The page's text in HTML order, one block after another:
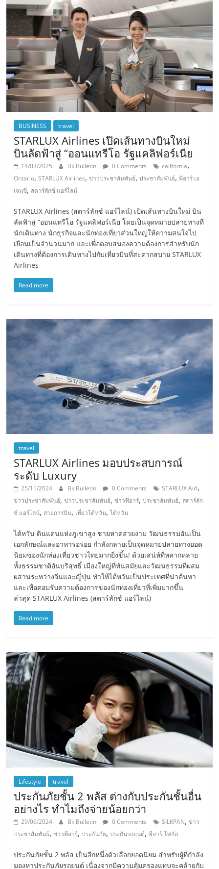
BUSINESS travel
STARLUX Airlines เปิดเส้นทางบินใหม่
บินลัดฟ้าสู่ “ออนแทรีโอ รัฐแคลิฟอร์เนีย
14/03/2025 Bk Bulletin 0 Comments california,
Ontario,STARLUX Airlines,ข่าวประชาสัมพันธ์,ประชาสัมพันธ์,พีอาร์ เอ
เจนซี่, สตาร์ลักซ์ แอร์ไลน์
STARLUX Airlines (สตาร์ลักซ์ แอร์ไลน์) เปิดเส้นทางบินใหม่ บิน
ลัดฟ้าสู่ “ออนแทรีโอ รัฐแคลิฟอร์เนีย โดยเป็นจุดหมายปลายทางที่
นักเดินทาง นักธุรกิจและนักท่องเที่ยวส่วนใหญ่ให้ความสนใจไป
เยือนเป็นจำนวนมาก และเพื่อตอบสนองความต้องการสำหรับนัก
เดินทางที่ต้องการเดินทางไปกับเที่ยวบินที่สะดวกสบาย STARLUX
Airlines
Read more
travel
STARLUX Airlines มอบประสบการณ์
ระดับ Luxury
25/11/2024 Bk Bulletin 0 Comments STARLUX Airl,
ข่าวประขาสัมพันธ์,ข่าวประชาสัมพันธ์,ข่าวพีอาร์,ประชาสัมพันธ์, สตาร์ลัก
ซ์ แอร์ไลน์, สายการบิน, เที่ยวไต้หวัน,ไต้หวัน
ไต้หวัน ดินแดนแห่งภูเขาสูง ชายหาดสวยงาม วัฒนธรรมอันเป็น
เอกลักษณ์และอาหารอร่อย กำลังกลายเป็นจุดหมายปลายทางยอด
นิยมของนักท่องเที่ยวชาวไทยมากยิ่งขึ้น! ด้วยเสน่ห์ที่หลากหลาย
ทั้งธรรมชาติอันบริสุทธิ์ เมืองใหญ่ที่ทันสมัยและวัฒนธรรมที่ผสม
ผสานระหว่างจีนและญี่ปุ่น ทำให้ไต้หวันเป็นประเทศที่น่าค้นหา
และเพื่อตอบรับความต้องการของนักท่องเที่ยวที่เพิ่มมากขึ้น
ล่าสุด STARLUX Airlines (สตาร์ลักซ์ แอร์ไลน์)
Read more
Lifestyle travel
ประกันภัยชั้น 2 พลัส ต่างกับประกันชั้นอื่น
อย่างไร ทำไมถึงจ่ายน้อยกว่า
29/06/2024 Bk Bulletin 0 Comments SILKPAN,ข่าว
ประขาสัมพันธ์,ข่าวพีอาร์,ประกันภัย,ประกันรถยนต์,พีอาร์ โฟกัส
ประกันภัยชั้น 2 พลัส เป็นอีกหนึ่งตัวเลือกยอดนิยม สำหรับผู้ที่กำลัง
มองหาประกันภัยรถยนต์ เนื่องจากมีความคุ้มครองแทบจะคล้ายกับ